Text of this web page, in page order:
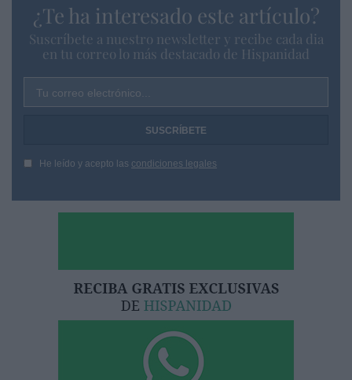
¿Te ha interesado este artículo?
Suscríbete a nuestro newsletter y recibe cada dia
en tu correo lo más destacado de Hispanidad
Tu correo electrónico...
He leído y acepto las condiciones legales